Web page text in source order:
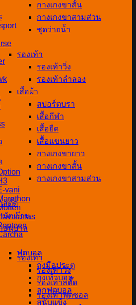
vani
รองเท้า
รองเท้าวิ่ง
รองเท้าสตั๊ด
รองเท้าฟุตซอล
กางเกงขาสั้น
กางเกงขาสามส่วน
ชุดว่ายน้ำ
รองเท้า
รองเท้าวิ่ง
รองเท้าลำลอง
เสื้อผ้า
สปอร์ตบรา
เสื้อกีฬา
เสื้อยืด
เสื้อแขนยาว
กางเกงขายาว
กางเกงขาสั้น
กางเกงขาสามส่วน
สตั๊ด
นักเรียน
อนุบาล
ฟุตบอล
ถุงมือประตู
ถุงเท้าบอล
ลูกฟุตบอล
สนับแข้ง